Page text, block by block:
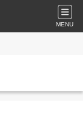
MENU